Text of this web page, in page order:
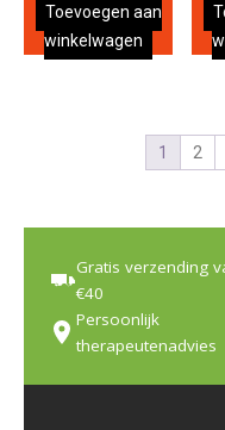
Toevoegen aan
winkelwagen
1 2
Gratis verzending
€40
Persoonlijk
therapeutenadvies